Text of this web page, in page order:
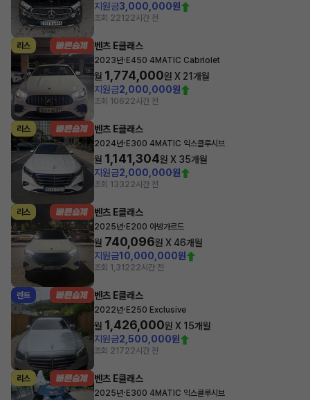
지원금3,000,000원
조회 221 22시간 전
리스 벤츠 E클래스
2023년· E450 4MATIC Cabriolet
월 1,774,000원 X 21개월
지원금2,000,000원
조회 10622시간 전
리스 벤츠 E클래스
2024년· E300 4MATIC 익스클루시브
월 1,141,304원 X 35개월
지원금2,000,000원
조회 13322시간 전
리스 벤츠 E클래스
2025년· E200 아방가르드
월 740,096원 X46개월
지원금10,000,000원
조회 1,31222시간 전
렌트 벤츠 E클래스
2022년· E250 Exclusive
월 1,426,000원 X 15개월
지원금2,500,000원
조회 21722시간 전
리스 벤츠 E클래스
2025년· E300 4MATIC 익스클루시브